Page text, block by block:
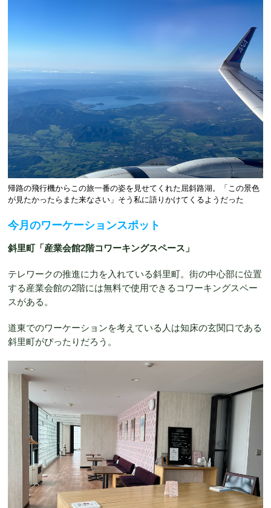
帰路の飛行機からこの旅一番の姿を見せてくれた屈斜路湖。「この景色
が見たかったらまた来なさい」そう私に語りかけてくるようだった
今月のワーケーションスポット
斜里町「産業会館2階コワーキングスペース」
テレワークの推進に力を入れている斜里町。街の中心部に位置
する産業会館の2階には無料で使用できるコワーキングスペー
スがある。
道東でのワーケーションを考えている人は知床の玄関口である
斜里町がぴったりだろう。